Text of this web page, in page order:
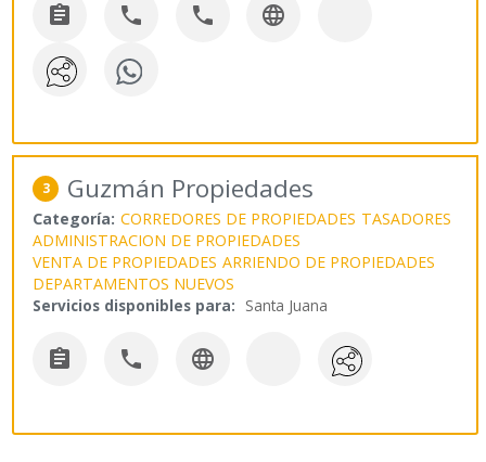
   
3 Guzmán Propiedades
Categoría: CORREDORES DE PROPIEDADES TASADORES
ADMINISTRACION DE PROPIEDADES
VENTA DE PROPIEDADES ARRIENDO DE PROPIEDADES
DEPARTAMENTOS NUEVOS
Servicios disponibles para: Santa Juana
  